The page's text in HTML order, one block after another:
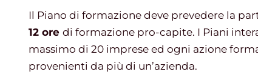
Il Piano di formazione deve prevedere la
12 ore di formazione pro-capite. I Piani
massimo di 20 imprese ed ogni azione
provenienti da più di un’azienda.